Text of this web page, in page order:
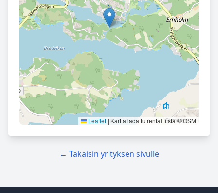
Leaflet | Kartta ladattu rental.fi:stä © OSM
← Takaisin yrityksen sivulle